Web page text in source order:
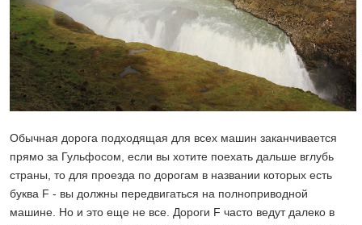
Обычная дорога подходящая для всех машин заканчивается
прямо за Гульфосом, если вы хотите поехать дальше вглубь
страны, то для проезда по дорогам в названии которых есть
буква F - вы должны передвигаться на полноприводной
машине. Но и это еще не все. Дороги F часто ведут далеко в